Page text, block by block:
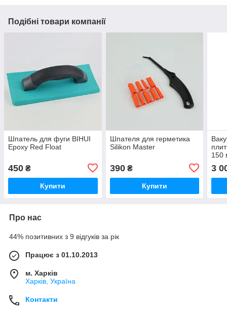
Подібні товари компанії
Шпатель для фуги BIHUI
Epoxy Red Float
450 ₴
Купити
Шпателя для герметика
Silikon Master
390₴
Купити
150
3
Про нас
44% позитивних з 9 відгуків за рік
Працює з 01.10.2013
м. Харків
Харків, Україна
Контакти